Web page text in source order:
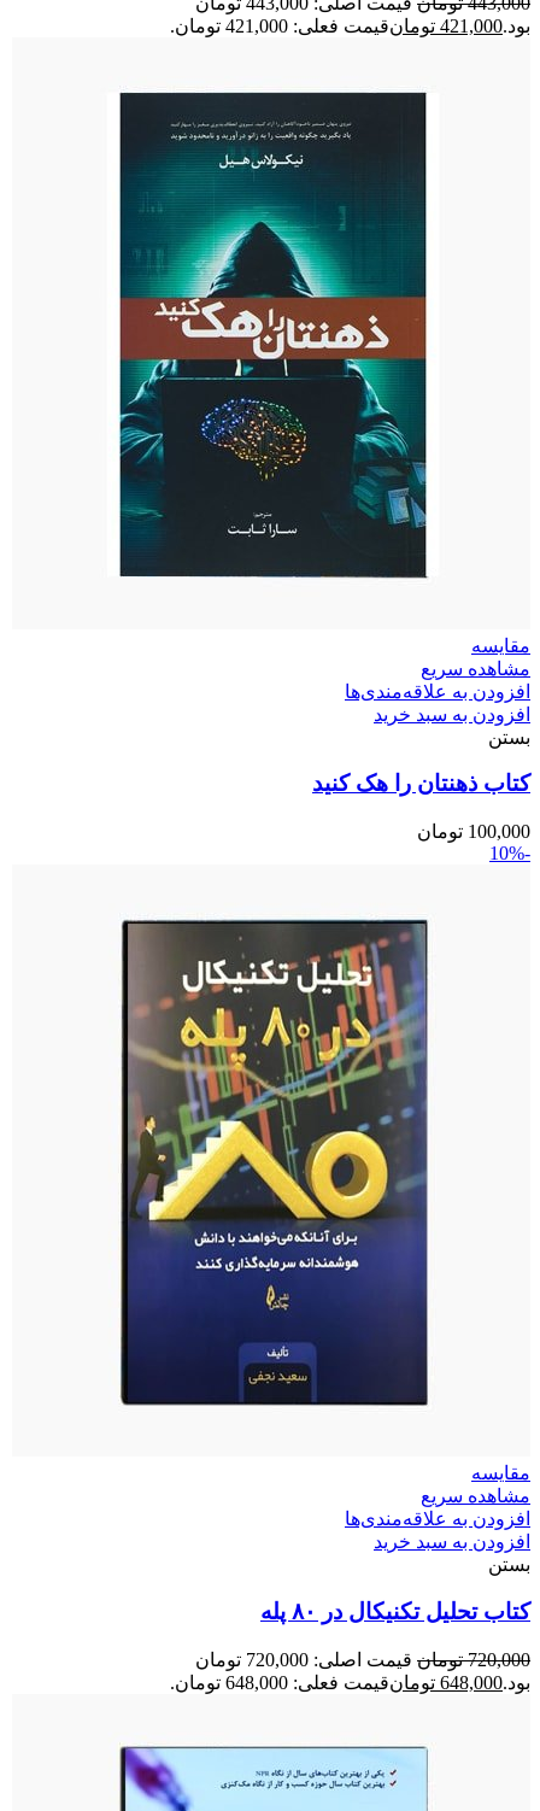
بود.421,000 تومانقیمت فعلی: 421,000 تومان.
مقایسه
مشاهده سریع
افزودن به علاقه‌مندی‌ها
افزودن به سبد خرید
بستن
کتاب ذهنتان را هک کنید
100,000 تومان
-10%
مقایسه
مشاهده سریع
افزودن به علاقه‌مندی‌ها
افزودن به سبد خرید
بستن
کتاب تحلیل تکنیکال در ۸۰ پله
720,000 تومان
قیمت اصلی: 720,000 تومان
بود.648,000 تومانقیمت فعلی: 648,000 تومان.